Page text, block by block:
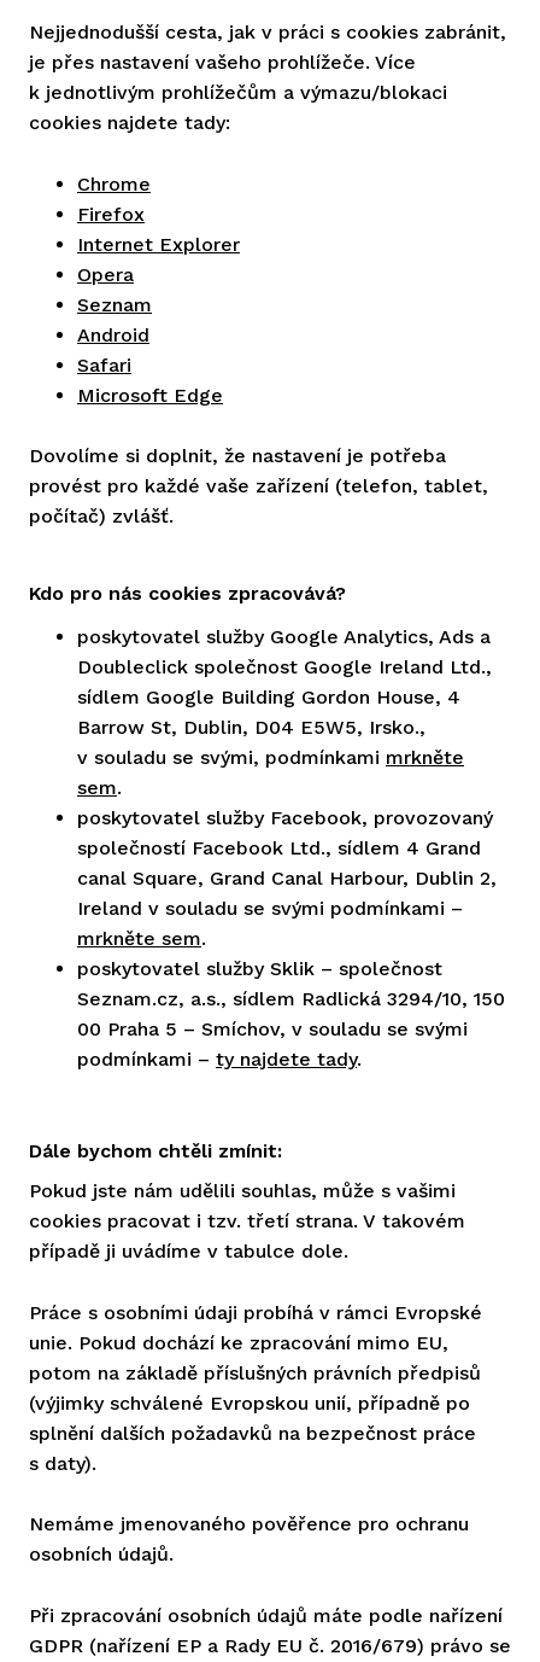
Nejjednodušší cesta, jak v práci s cookies zabránit,
je přes nastavení vašeho prohlížeče. Více
k jednotlivým prohlížečům a výmazu/blokaci
cookies najdete tady:
Chrome
Firefox
Internet Explorer
Opera
Seznam
Android
Safari
Microsoft Edge
Dovolíme si doplnit, že nastavení je potřeba
provést pro každé vaše zařízení (telefon, tablet,
počítač) zvlášť.
Kdo pro nás cookies zpracovává?
poskytovatel služby Google Analytics, Ads a
Doubleclick společnost Google Ireland Ltd.,
sídlem Google Building Gordon House, 4
Barrow St, Dublin, D04 E5W5, Irsko.,
v souladu se svými, podmínkami mrkněte
sem.
poskytovatel služby Facebook, provozovaný
společností Facebook Ltd., sídlem 4 Grand
canal Square, Grand Canal Harbour, Dublin 2,
Ireland v souladu se svými podmínkami –
mrkněte sem.
poskytovatel služby Sklik – společnost
Seznam.cz, a.s., sídlem Radlická 3294/10, 150
00 Praha 5 – Smíchov, v souladu se svými
podmínkami – ty najdete tady.
Dále bychom chtěli zmínit:
Pokud jste nám udělili souhlas, může s vašimi
cookies pracovat i tzv. třetí strana. V takovém
případě ji uvádíme v tabulce dole.
Práce s osobními údaji probíhá v rámci Evropské
unie. Pokud dochází ke zpracování mimo EU,
potom na základě příslušných právních předpisů
(výjimky schválené Evropskou unií, případně po
splnění dalších požadavků na bezpečnost práce
s daty).
Nemáme jmenovaného pověřence pro ochranu
osobních údajů.
Při zpracování osobních údajů máte podle nařízení
GDPR (nařízení EP a Rady EU č. 2016/679) právo se